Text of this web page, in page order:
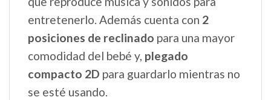
entretenerlo. Además cuenta con 2
posiciones de reclinado para una mayor
comodidad del bebé y, plegado
compacto 2D para guardarlo mientras no
se esté usando.